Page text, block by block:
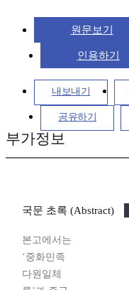
원문보기
인용하기
내보내기
공유하기
부가정보
국문 초록 (Abstract)
본고에서는
‘중화민족
다원일체